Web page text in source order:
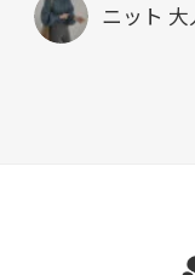
ニット